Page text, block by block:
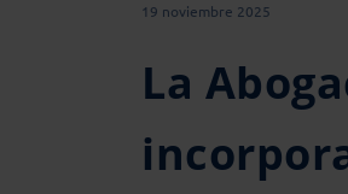
19 noviembre 2025
La